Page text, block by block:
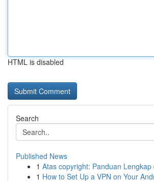
HTML is disabled
Search
Published News
1 Atas copyright: Panduan Lengkap
1 How to Set Up a VPN on Your